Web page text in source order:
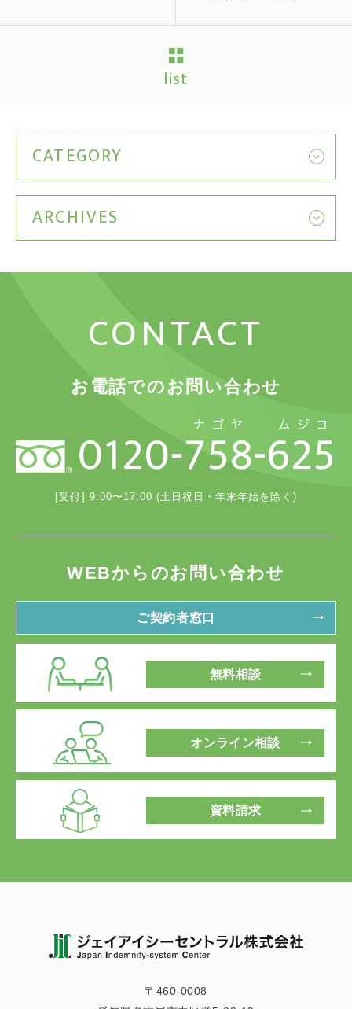
list
CATEGORY
ARCHIVES
CONTACT
お電話でのお問い合わせ
[受付] 9:00〜17:00 (土日祝日・年末年始を除く)
WEBからのお問い合わせ
ご契約者窓口
無料相談
オンライン相談
資料請求
〒460-0008